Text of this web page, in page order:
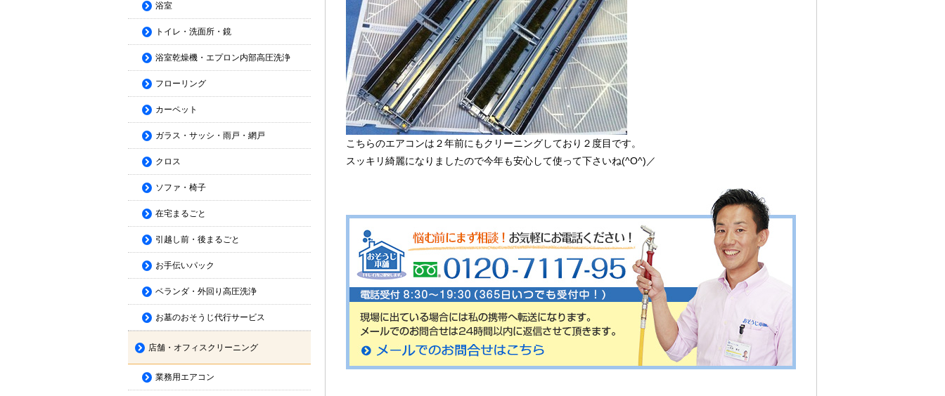
こちらのエアコンは２年前にもクリーニングしており２度目です。
スッキリ綺麗になりましたので今年も安心して使って下さいね(^O^)／
浴室
トイレ・洗面所・鏡
浴室乾燥機・エプロン内部高圧洗浄
フローリング
カーペット
ガラス・サッシ・雨戸・網戸
クロス
ソファ・椅子
在宅まるごと
引越し前・後まるごと
お手伝いパック
ベランダ・外回り高圧洗浄
お墓のおそうじ代行サービス
店舗・オフィスクリーニング
業務用エアコン